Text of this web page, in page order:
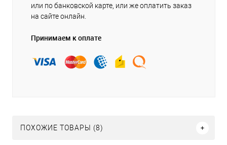
или по банковской карте, или же оплатить заказ
на сайте онлайн.
Принимаем к оплате
ПОХОЖИЕ ТОВАРЫ (8)